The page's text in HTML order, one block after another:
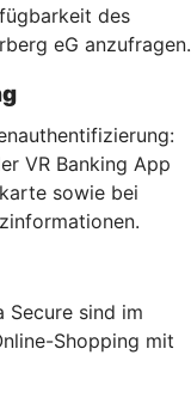
des
eG anzufragen.
VR Banking App
sowie bei
Secure sind im
Shopping mit